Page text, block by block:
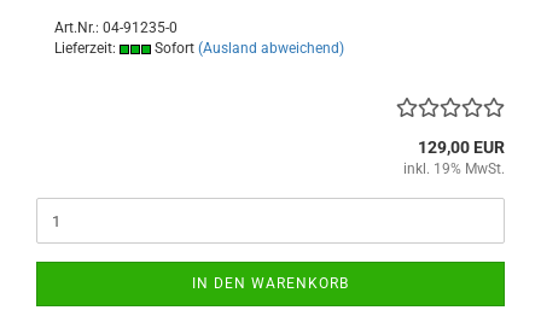
Art.Nr.: 04-91235-0
Lieferzeit:
Sofort (Ausland abweichend)
129,00 EUR
inkl. 19% MwSt.
IN DEN WARENKORB